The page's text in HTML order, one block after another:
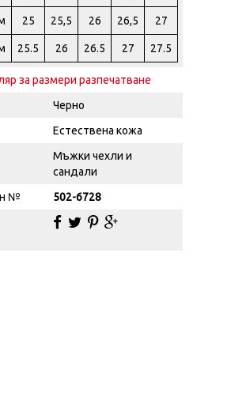
25 25,5 26 26,5 27
25.5 26 26.5 27 27.5
за размери разпечатване
Черно
Естествена кожа
Мъжки чехли и
сандали
№
502-6728